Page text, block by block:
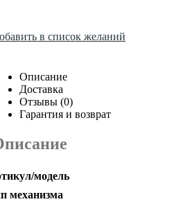
в список желаний
Описание
Доставка
Отзывы (0)
Гарантия и возврат
модель
механизма